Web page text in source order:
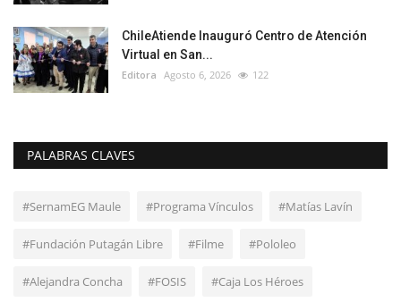
ChileAtiende Inauguró Centro de Atención
Virtual en San...
Editora Agosto 6, 2026 122
PALABRAS CLAVES
#SernamEG Maule #Programa Vínculos #Matías Lavín
#Fundación Putagán Libre #Filme #Pololeo
#Alejandra Concha #FOSIS #Caja Los Héroes